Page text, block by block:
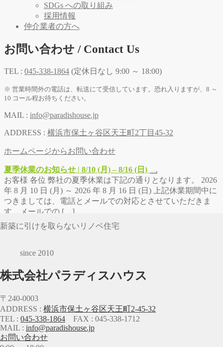
新築に引けを取らないリノベ住宅
since 2010
株式会社パラディスハウス
〒240-0003
ADDRESS : 横浜市保土ヶ谷区天王町2-45-32
TEL : 045-338-1864 FAX : 045-338-1712
MAIL : info@paradishouse.jp
お問い合わせ
SDGs への取り組み
採用情報
仲介業者の方へ
お問い合わせ / Contact Us
TEL : 045-338-1864 (定休日なし 9:00 ～ 18:00)
※ 営業時間外の電話は、転送にて受信しています。恐れ入りますが、8 ～
10 コール程お待ちください。
MAIL : info@paradishouse.jp
ADDRESS : 横浜市保土ヶ谷区天王町2丁目45-32
ホームページからお問い合わせ
夏季休業のお知らせ | 8/10 (月) – 8/16 (日)
お客様 各位 弊社の夏季休業は下記の通りとなります。 2026
年 8 月 10 日 (月) ～ 2026 年 8 月 16 日 (日) 上記休業期間中に
つきましては、電話とメールでの対応とさせていただきま
す。メールでの […]